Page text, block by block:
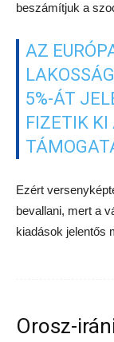
beszámítjuk a
AZ
5%-ÁT
FIZETIK KI
Ezért
bevallani, mert a
kiadások jelentős
Orosz-